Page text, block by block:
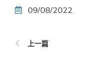
09/08/2022
上一篇